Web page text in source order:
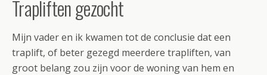
Trapliften gezocht
Mijn vader en ik kwamen tot de conclusie dat een
traplift, of beter gezegd meerdere trapliften, van
groot belang zou zijn voor de woning van hem en